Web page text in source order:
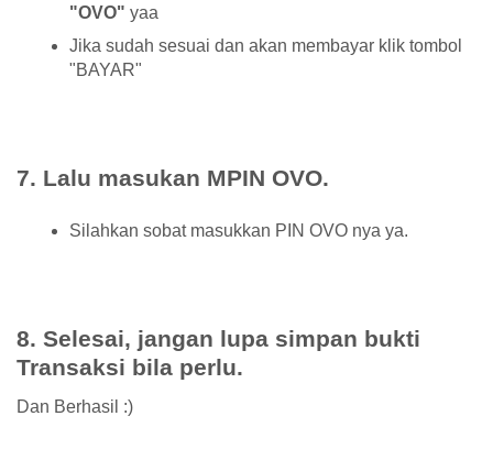
"OVO" yaa
Jika sudah sesuai dan akan membayar klik tombol
"BAYAR"
7. Lalu masukan MPIN OVO.
Silahkan sobat masukkan PIN OVO nya ya.
8. Selesai, jangan lupa simpan bukti
Transaksi bila perlu.
Dan Berhasil :)